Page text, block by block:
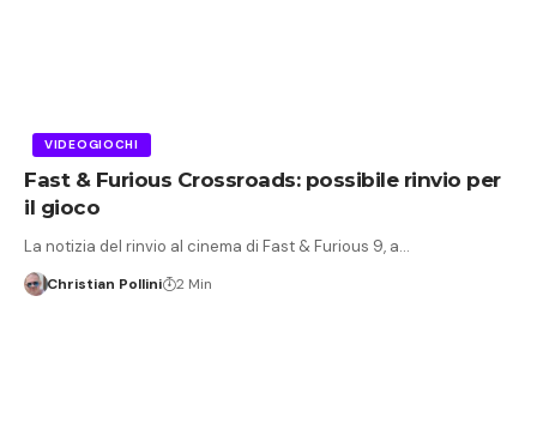
VIDEOGIOCHI
Fast & Furious Crossroads: possibile rinvio per
il gioco
La notizia del rinvio al cinema di Fast & Furious 9, a…
Christian Pollini 2 Min